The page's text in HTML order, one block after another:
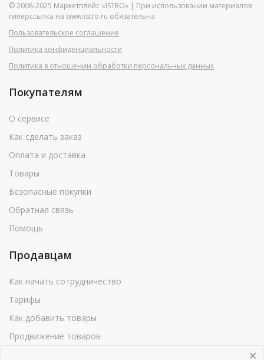
© 2008-2025 Маркетплейс «ISTRO» | При использовании материалов
гиперссылка на www.istro.ru обязательна
Пользовательское соглашение
Политика конфиденциальности
Политика в отношении обработки персональных данных
Покупателям
О сервисе
Как сделать заказ
Оплата и доставка
Товары
Безопасные покупки
Обратная связь
Помощь
Продавцам
Как начать сотрудничество
Тарифы
Как добавить товары
Продвижение товаров